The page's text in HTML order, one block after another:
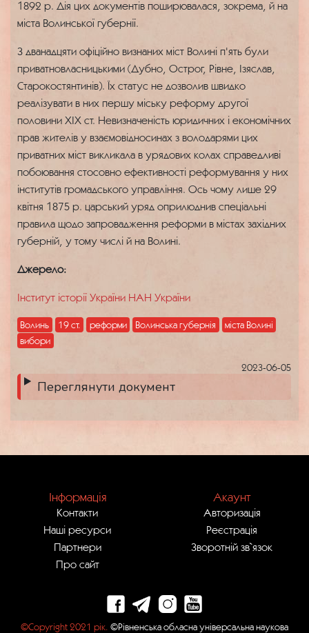
1892 р. Дія цих документів поширювалася, зокрема, й на
міста Волинської губернії.
З дванадцяти офіційно визнаних міст Волині п'ять були
приватновласницькими (Дубно, Острог, Рівне, Ізяслав,
Старокостянтинів). Їх статус не дозволив швидко
реалізувати в них першу міську реформу другої
половини ХІХ ст. Невизначеність юридичних і економічних
прав жителів у взаємовідносинах з володарями цих
приватних міст викликала в урядових колах справедливі
побоювання стосовно ефективності реформування у них
інститутів громадського управління. Ось чому лише 29
квітня 1875 р. царський уряд оприлюднив спеціальні
правила щодо запровадження реформи в містах західних
губерній, у тому числі й на Волині.
Джерело:
Інститут історії України НАН України
Волинь 19 ст. реформи Волинська губернія
міста Волині
вибори
2023-06-05
Переглянути документ
Інформація
Контакти
Наші ресурси
Партнери
Про сайт
Акаунт
Авторизація
Реєстрація
Зворотній зв`язок
©Copyright 2021 рік. ©Рівненська обласна універсальна наукова